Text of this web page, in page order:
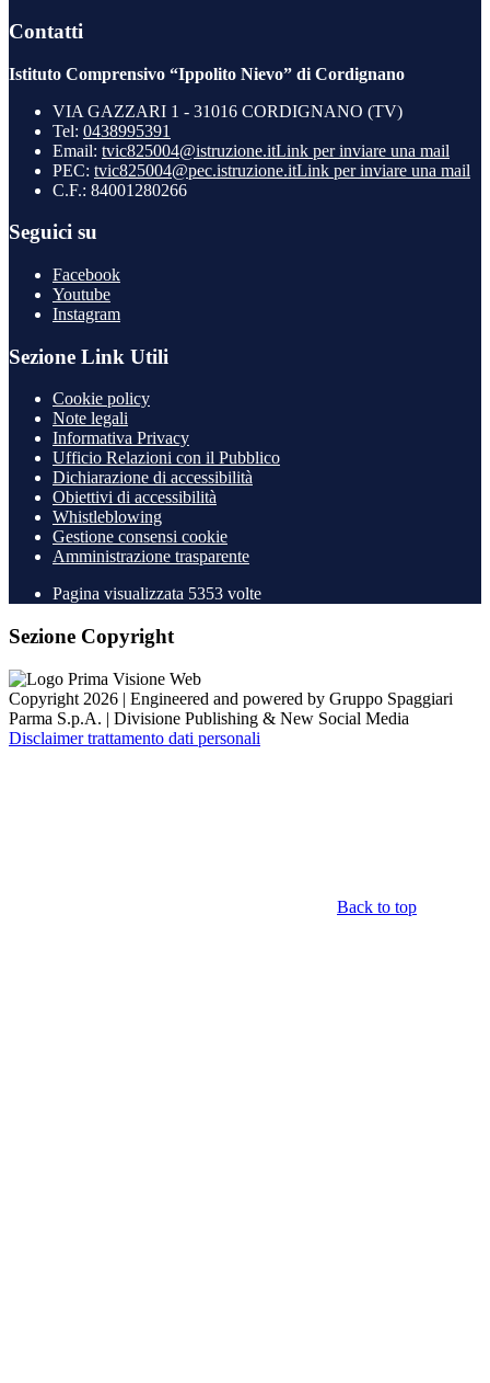
Contatti
Istituto Comprensivo “Ippolito Nievo” di Cordignano
VIA GAZZARI 1 - 31016 CORDIGNANO (TV)
Tel: 0438995391
Email: tvic825004@istruzione.itLink per inviare una mail
PEC: tvic825004@pec.istruzione.itLink per inviare una mail
C.F.: 84001280266
Seguici su
Facebook
Youtube
Instagram
Sezione Link Utili
Cookie policy
Note legali
Informativa Privacy
Ufficio Relazioni con il Pubblico
Dichiarazione di accessibilità
Obiettivi di accessibilità
Whistleblowing
Gestione consensi cookie
Amministrazione trasparente
Pagina visualizzata 5353 volte
Sezione Copyright
Copyright 2026 | Engineered and powered by Gruppo Spaggiari
Parma S.p.A. | Divisione Publishing & New Social Media
Disclaimer trattamento dati personali
Back to top